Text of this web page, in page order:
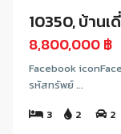
10350, บ้านเ
8,800,000 ฿
Facebook
รหัสทรัพย์ ...
3
2 2